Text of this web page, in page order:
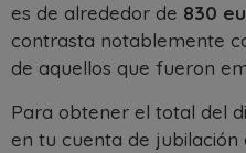
es de alrededor de 830
contrasta notablemente
de aquellos que fueron
Para obtener el total del
en tu cuenta de jubilación